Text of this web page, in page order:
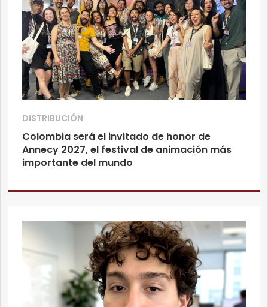
DISTRIBUCIÓN
Colombia será el invitado de honor de
Annecy 2027, el festival de animación más
importante del mundo